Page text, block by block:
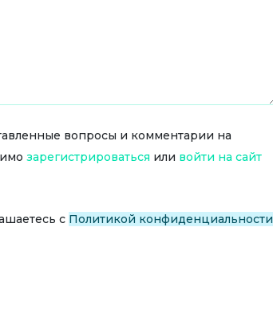
вопросы и комментарии на
зарегистрироваться или войти на сайт
с Политикой конфиденциальности